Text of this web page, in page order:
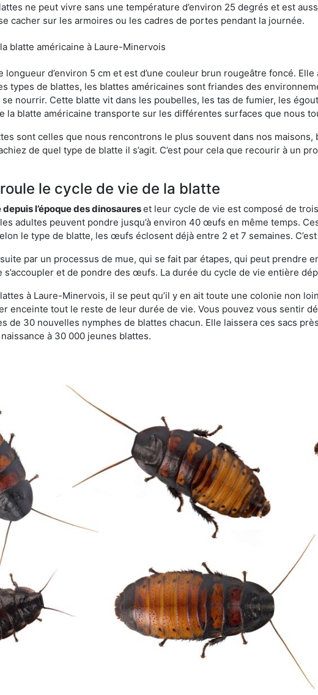
ne peut vivre sans une température d’environ 25 degrés et est
cacher sur les armoires ou les cadres de portes pendant la journée.
blatte américaine à Laure-Minervois
longueur d’environ 5 cm et est d’une couleur brun rougeâtre foncé.
types de blattes, les blattes américaines sont friandes des
nourrir. Cette blatte vit dans les poubelles, les tas de fumier, les
la blatte américaine transporte sur les différentes surfaces que nous
sont celles que nous rencontrons le plus souvent dans nos
de quel type de blatte il s’agit. C’est pour cela que recourir à un
le cycle de vie de la blatte
l’époque des dinosaureset leur cycle de vie est composé de
adultes peuvent pondre jusqu’à environ 40 œufs en même temps.
le type de blatte, les œufs éclosent déjà entre 2 et 7 semaines.
par un processus de mue, qui se fait par étapes, qui peut prendre
s’accoupler et de pondre des œufs. La durée du cycle de vie entière
à Laure-Minervois, il se peut qu’il y en ait toute une colonie non
enceinte tout le reste de leur durée de vie. Vous pouvez vous sentir
de 30 nouvelles nymphes de blattes chacun. Elle laissera ces sacs
à 30 000 jeunes blattes.